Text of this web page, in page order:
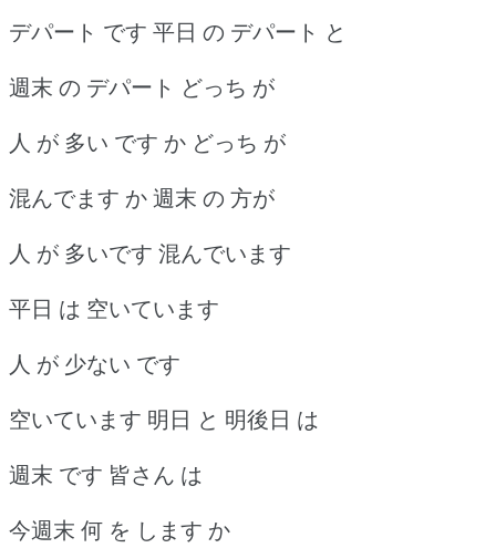
デパート です 平日 の デパート と
週末 の デパート どっち が
人 が 多い です か どっち が
混んでます か 週末 の 方が
人 が 多いです 混んでいます
平日 は 空いています
人 が 少ない です
空いています 明日 と 明後日 は
週末 です 皆さん は
今週末 何 を します か